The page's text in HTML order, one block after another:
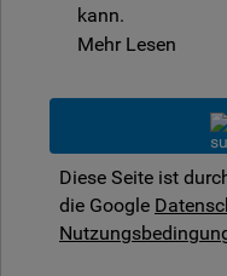
kann.
Mehr Lesen
Diese Seite ist
die Google